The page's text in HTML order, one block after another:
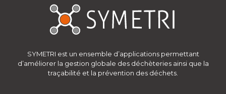
SYMETRI est un ensemble d’applications permettant
d’améliorer la gestion globale des déchèteries ainsi que la
traçabilité et la prévention des déchets.